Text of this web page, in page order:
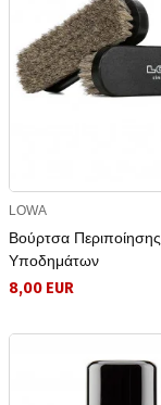
LOWA
Βούρτσα Περιποίησης
Υποδημάτων
8,00 EUR